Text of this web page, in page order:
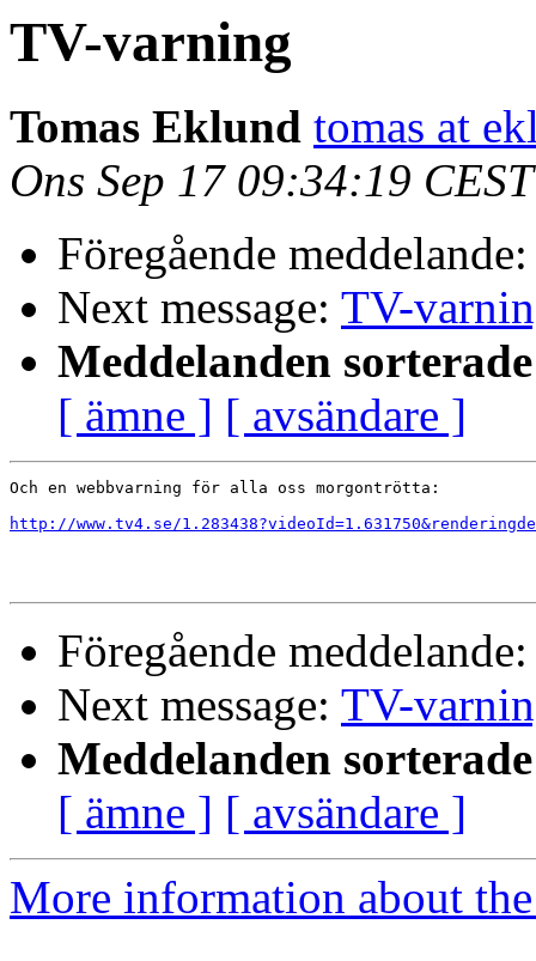
TV-varning
Tomas Eklund tomas at
Ons Sep 17 09:34:19
Föregående
Next message: TV-
Meddelanden
[ ämne ] [ avsändare ]
Och en webbvarning för alla oss morgontrötta:
http://www.tv4.se/
Föregående
Next message: TV-
Meddelanden
[ ämne ] [ avsändare ]
More information about